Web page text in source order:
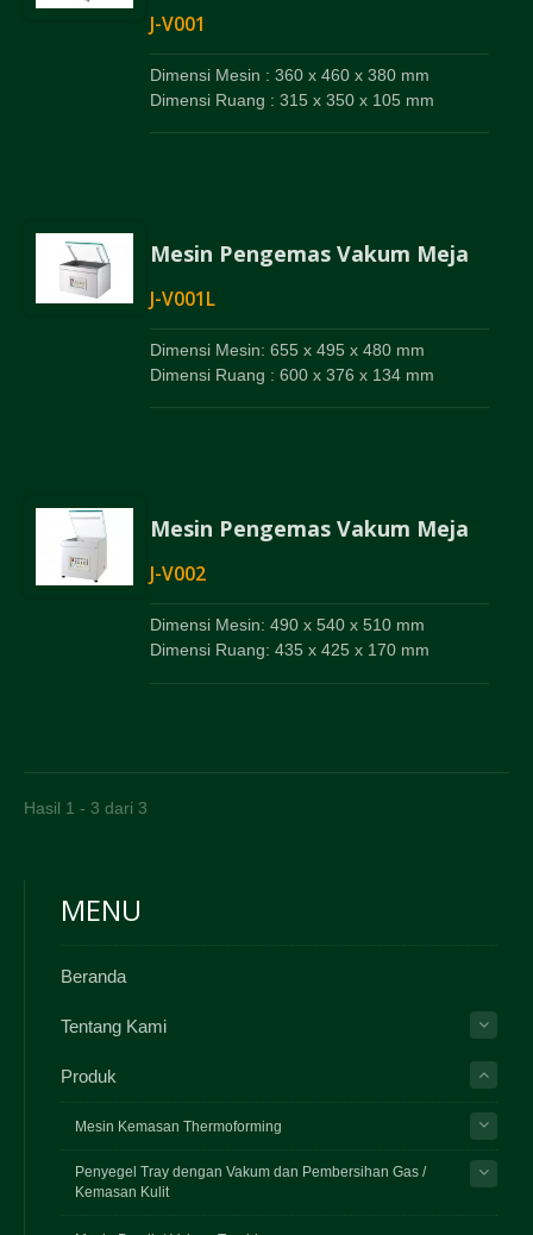
J-V001
Dimensi Mesin : 360 x 460 x 380 mm
Dimensi Ruang : 315 x 350 x 105 mm
Mesin Pengemas Vakum Meja
J-V001L
Dimensi Mesin: 655 x 495 x 480 mm
Dimensi Ruang : 600 x 376 x 134 mm
Mesin Pengemas Vakum Meja
J-V002
Dimensi Mesin: 490 x 540 x 510 mm
Dimensi Ruang: 435 x 425 x 170 mm
Hasil 1 - 3 dari 3
MENU
Beranda
Tentang Kami
Produk
Mesin Kemasan Thermoforming
Penyegel Tray dengan Vakum dan Pembersihan Gas /
Kemasan Kulit